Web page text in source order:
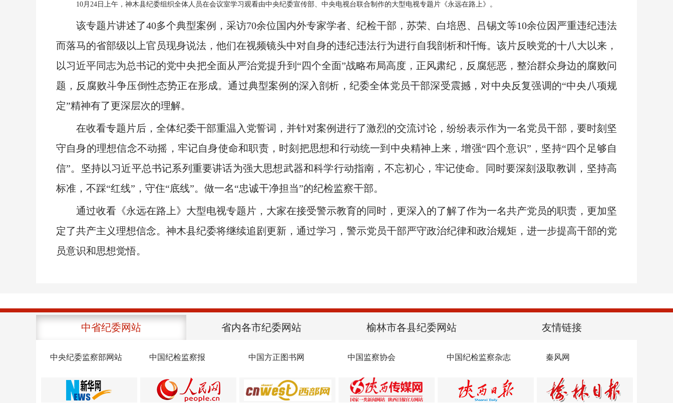
10月24日上午，神木县纪委组织全体人员在会议室学习观看由中央纪委宣传部、中央电视台联合制作的大型电视专题片《永远在路上》。
该专题片讲述了40多个典型案例，采访70余位国内外专家学者、纪检干部，苏荣、白培恩、吕锡文等10余位因严重违纪违法
而落马的省部级以上官员现身说法，他们在视频镜头中对自身的违纪违法行为进行自我剖析和忏悔。该片反映党的十八大以来，
以习近平同志为总书记的党中央把全面从严治党提升到“四个全面”战略布局高度，正风肃纪，反腐惩恶，整治群众身边的腐败问
题，反腐败斗争压倒性态势正在形成。通过典型案例的深入剖析，纪委全体党员干部深受震撼，对中央反复强调的“中央八项规
定”精神有了更深层次的理解。
在收看专题片后，全体纪委干部重温入党誓词，并针对案例进行了激烈的交流讨论，纷纷表示作为一名党员干部，要时刻坚
守自身的理想信念不动摇，牢记自身使命和职责，时刻把思想和行动统一到中央精神上来，增强“四个意识”，坚持“四个足够自
信”。坚持以习近平总书记系列重要讲话为强大思想武器和科学行动指南，不忘初心，牢记使命。同时要深刻汲取教训，坚持高
标准，不踩“红线”，守住“底线”。做一名“忠诚干净担当”的纪检监察干部。
通过收看《永远在路上》大型电视专题片，大家在接受警示教育的同时，更深入的了解了作为一名共产党员的职责，更加坚
定了共产主义理想信念。神木县纪委将继续追剧更新，通过学习，警示党员干部严守政治纪律和政治规矩，进一步提高干部的党
员意识和思想觉悟。
中省纪委网站 省内各市纪委网站 榆林市各县纪委网站 友情链接
中央纪委监察部网站 中国纪检监察报 中国方正图书网 中国监察协会 中国纪检监察杂志 秦风网